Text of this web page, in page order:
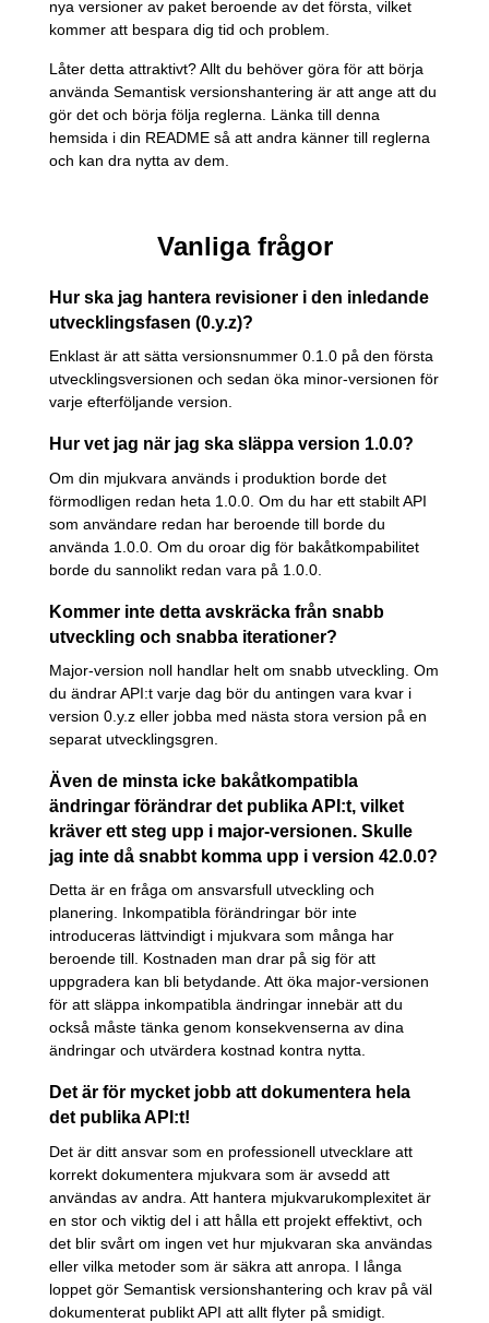
nya versioner av paket beroende av det första, vilket
kommer att bespara dig tid och problem.
Låter detta attraktivt? Allt du behöver göra för att börja
använda Semantisk versionshantering är att ange att du
gör det och börja följa reglerna. Länka till denna
hemsida i din README så att andra känner till reglerna
och kan dra nytta av dem.
Vanliga frågor
Hur ska jag hantera revisioner i den inledande
utvecklingsfasen (0.y.z)?
Enklast är att sätta versionsnummer 0.1.0 på den första
utvecklingsversionen och sedan öka minor-versionen för
varje efterföljande version.
Hur vet jag när jag ska släppa version 1.0.0?
Om din mjukvara används i produktion borde det
förmodligen redan heta 1.0.0. Om du har ett stabilt API
som användare redan har beroende till borde du
använda 1.0.0. Om du oroar dig för bakåtkompabilitet
borde du sannolikt redan vara på 1.0.0.
Kommer inte detta avskräcka från snabb
utveckling och snabba iterationer?
Major-version noll handlar helt om snabb utveckling. Om
du ändrar API:t varje dag bör du antingen vara kvar i
version 0.y.z eller jobba med nästa stora version på en
separat utvecklingsgren.
Även de minsta icke bakåtkompatibla
ändringar förändrar det publika API:t, vilket
kräver ett steg upp i major-versionen. Skulle
jag inte då snabbt komma upp i version 42.0.0?
Detta är en fråga om ansvarsfull utveckling och
planering. Inkompatibla förändringar bör inte
introduceras lättvindigt i mjukvara som många har
beroende till. Kostnaden man drar på sig för att
uppgradera kan bli betydande. Att öka major-versionen
för att släppa inkompatibla ändringar innebär att du
också måste tänka genom konsekvenserna av dina
ändringar och utvärdera kostnad kontra nytta.
Det är för mycket jobb att dokumentera hela
det publika API:t!
Det är ditt ansvar som en professionell utvecklare att
korrekt dokumentera mjukvara som är avsedd att
användas av andra. Att hantera mjukvarukomplexitet är
en stor och viktig del i att hålla ett projekt effektivt, och
det blir svårt om ingen vet hur mjukvaran ska användas
eller vilka metoder som är säkra att anropa. I långa
loppet gör Semantisk versionshantering och krav på väl
dokumenterat publikt API att allt flyter på smidigt.